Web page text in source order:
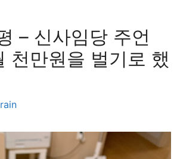
– 신사임당 주언
천만원을 벌기로 했